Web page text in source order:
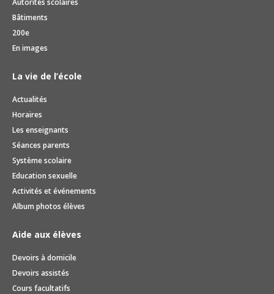
Bâtiments
200e
En images
La vie de l’école
Actualités
Horaires
Les enseignants
Séances parents
Système scolaire
Education sexuelle
Activités et événements
Album photos élèves
Aide aux élèves
Devoirs à domicile
Devoirs assistés
Cours facultatifs